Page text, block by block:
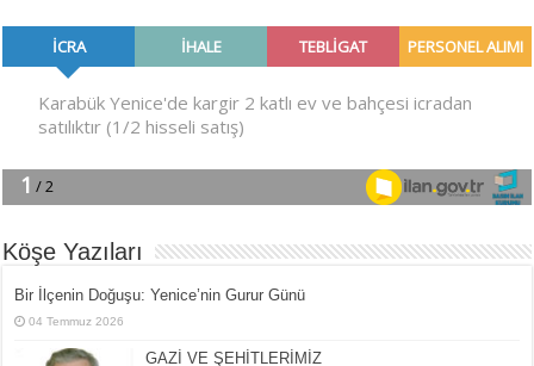
Köşe Yazıları
Bir İlçe­nin Do­ğu­şu: Ye­ni­ce’nin Gurur Günü
04 Temmuz 2026
GAZİ VE ŞEHİTLERİMİZ